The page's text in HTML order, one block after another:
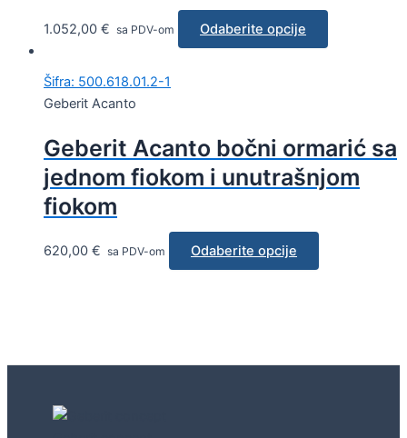
1.052,00 € sa PDV-om Odaberite opcije
Šifra: 500.618.01.2-1
Geberit Acanto
Geberit Acanto bočni ormarić sa
jednom fiokom i unutrašnjom
fiokom
620,00 € sa PDV-om Odaberite opcije